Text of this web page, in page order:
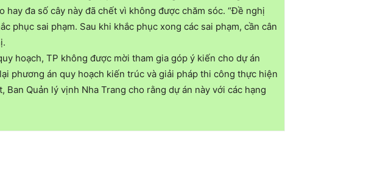
đa số cây này đã chết vì không được chăm sóc. “Đề nghị
phục sai phạm. Sau khi khắc phục xong các sai phạm, cần cân
hoạch, TP không được mời tham gia góp ý kiến cho dự án
phương án quy hoạch kiến trúc và giải pháp thi công thực hiện
Quản lý vịnh Nha Trang cho rằng dự án này với các hạng